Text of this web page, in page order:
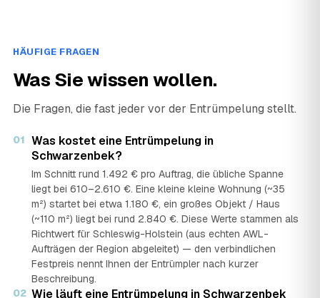
HÄUFIGE FRAGEN
Was Sie wissen wollen.
Die Fragen, die fast jeder vor der Entrümpelung stellt.
01 Was kostet eine Entrümpelung in
Schwarzenbek?
Im Schnitt rund 1.492 € pro Auftrag, die übliche Spanne
liegt bei 610–2.610 €. Eine kleine kleine Wohnung (~35
m²) startet bei etwa 1.180 €, ein großes Objekt / Haus
(~110 m²) liegt bei rund 2.840 €. Diese Werte stammen als
Richtwert für Schleswig-Holstein (aus echten AWL-
Aufträgen der Region abgeleitet) — den verbindlichen
Festpreis nennt Ihnen der Entrümpler nach kurzer
Beschreibung.
02 Wie läuft eine Entrümpelung in Schwarzenbek